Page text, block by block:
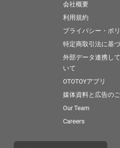
会社概要
利用規約
プライバシー・ポ
特定商取引法に基
外部データ連携し
いて
OTOTOYアプリ
媒体資料と広告の
Our Team
Careers